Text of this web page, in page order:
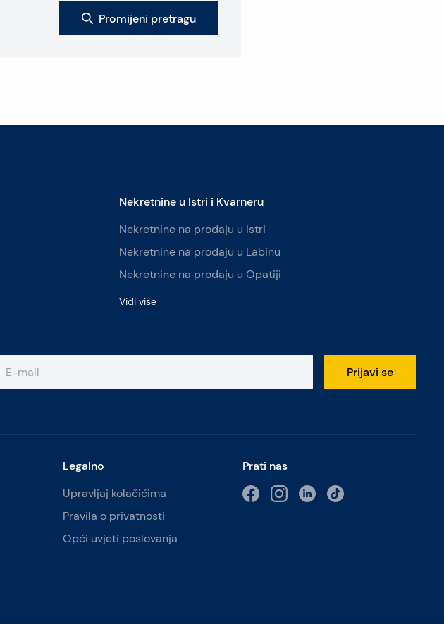
Promijeni pretragu
Prijavi se
Nekretnine u Istri i Kvarneru
Nekretnine na prodaju u Istri
Nekretnine na prodaju u Labinu
Nekretnine na prodaju u Opatiji
Vidi više
Legalno
Upravljaj kolačićima
Pravila o privatnosti
Opći uvjeti poslovanja
Prati nas